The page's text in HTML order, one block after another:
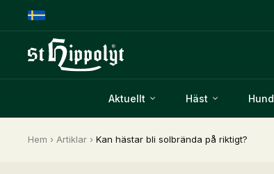
Aktuellt Häst Hund
Hem › Artiklar › Kan hästar bli solbrända på riktigt?